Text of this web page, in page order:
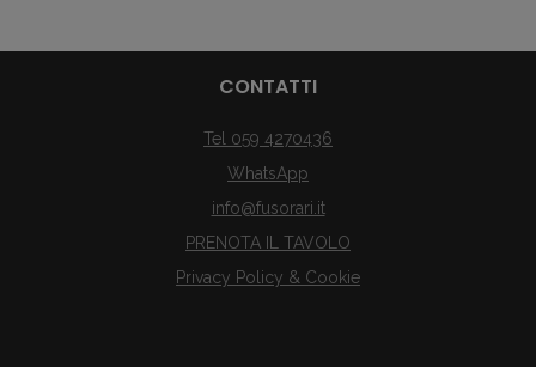
CONTATTI
Tel 059 4270436
WhatsApp
info@fusorari.it
PRENOTA IL TAVOLO
Privacy Policy & Cookie